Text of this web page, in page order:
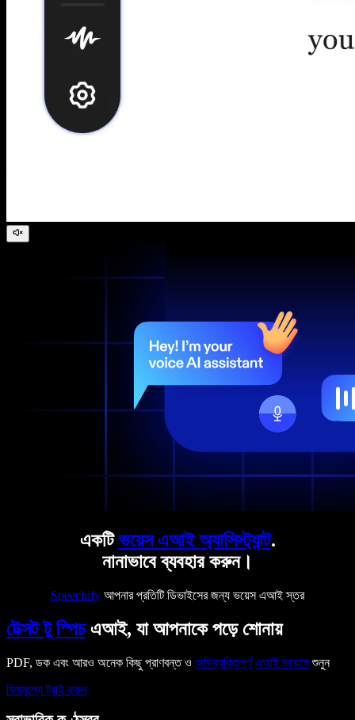
একটিভয়েস এআই অ্যাসিস্ট্যান্ট.
নানাভাবে ব্যবহার করুন।
Speechify আপনার প্রতিটি ডিভাইসের জন্য ভয়েস এআই স্তর
টেক্সট টু স্পিচএআই, যা আপনাকে পড়ে শোনায়
PDF, ডক এবং আরও অনেক কিছু প্রাণবন্ত ও অভিব্যক্তিপূর্ণ এআই ভয়েসেশুনুন
বিনামূল্যে ট্রাই করুন